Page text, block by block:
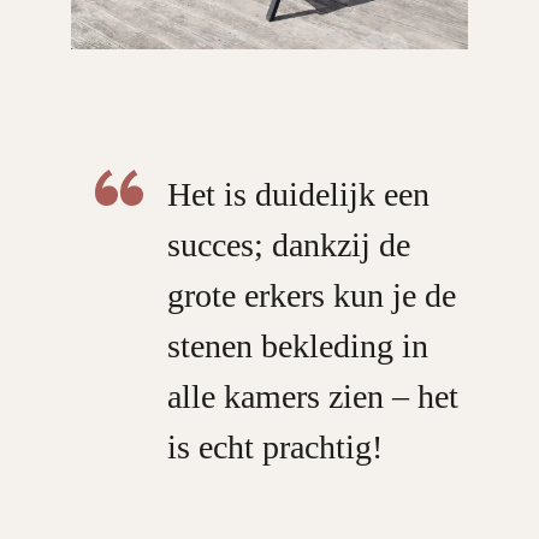
Het is duidelijk een
succes; dankzij de
grote erkers kun je de
stenen bekleding in
alle kamers zien – het
is echt prachtig!